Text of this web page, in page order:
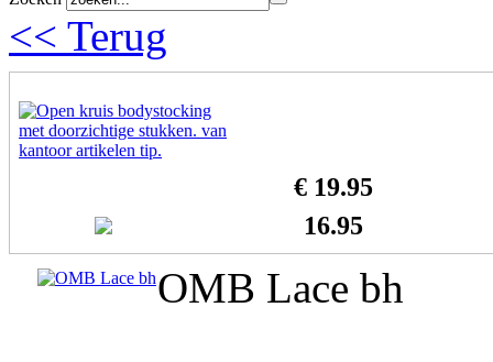
<< Terug
€ 19.95
16.95
OMB Lace bh